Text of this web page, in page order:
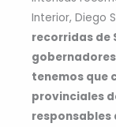
Interior, Diego
recorridas de
tenemos que
provinciales
responsables